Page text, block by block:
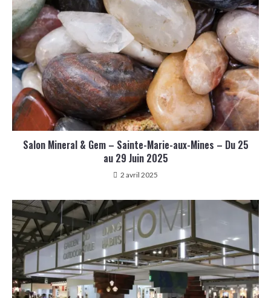
Salon Mineral & Gem – Sainte-Marie-aux-Mines – Du 25
au 29 Juin 2025
2 avril 2025